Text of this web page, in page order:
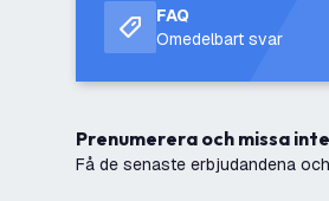
FAQ
Omedelbart svar
Prenumerera och missa
Få de senaste erbjudandena